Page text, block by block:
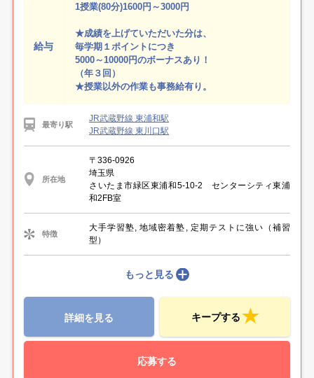
給与
1授業(80分)1600円～3000円
★成績を上げていただいた分は、
毎学期１ポイントにつき
5000～10000円のボーナスあり！
（年３回）
★授業以外の作業も事務給有り。
最寄り駅
JR武蔵野線 東浦和駅
JR武蔵野線 東川口駅
所在地
〒336-0926
埼玉県
さいたま市緑区東浦和5-10-2 センターシティ東浦
和2FB室
特徴
大手学習塾, 地域密着塾, 定期テストに強い（補習
型）
もっと見る
詳細を見る キープする
応募する